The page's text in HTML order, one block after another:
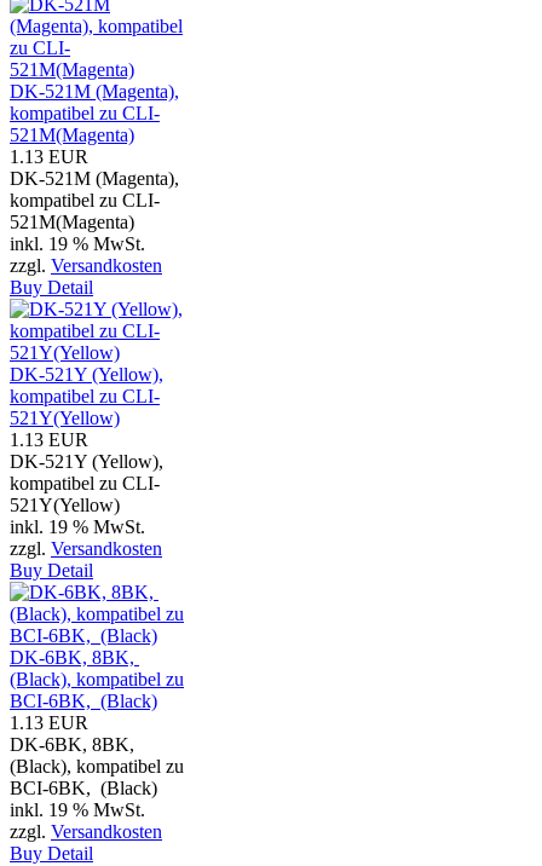
DK-521M (Magenta),
kompatibel zu CLI-
521M(Magenta)
1.13 EUR
DK-521M (Magenta),
kompatibel zu CLI-
521M(Magenta)
inkl. 19 % MwSt.
zzgl. Versandkosten
Buy Detail
DK-521Y (Yellow),
kompatibel zu CLI-
521Y(Yellow)
1.13 EUR
DK-521Y (Yellow),
kompatibel zu CLI-
521Y(Yellow)
inkl. 19 % MwSt.
zzgl. Versandkosten
Buy Detail
DK-6BK, 8BK,
(Black), kompatibel zu
BCI-6BK, (Black)
1.13 EUR
DK-6BK, 8BK,
(Black), kompatibel zu
BCI-6BK, (Black)
inkl. 19 % MwSt.
zzgl. Versandkosten
Buy Detail